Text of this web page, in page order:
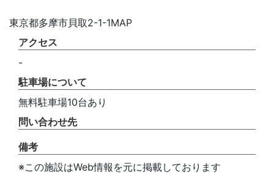
東京都多摩市貝取2-1-1MAP
アクセス
-
駐車場について
無料駐車場10台あり
問い合わせ先
備考
※この施設はWeb情報を元に掲載しております